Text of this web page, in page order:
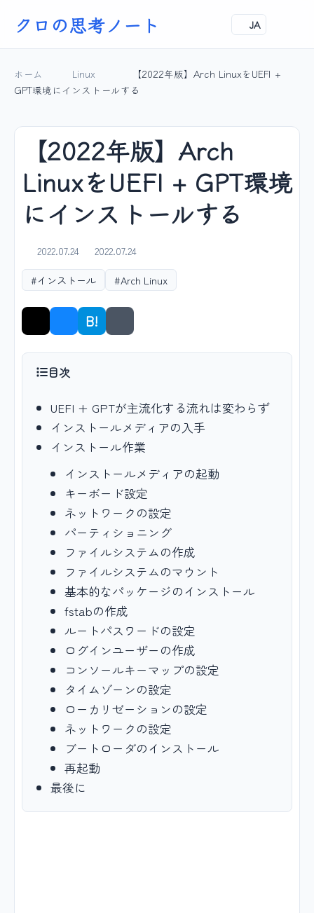
クロの思考ノート JA
ホーム Linux
【2022年版】Arch LinuxをUEFI +
GPT環境にインストールする
【2022年版】Arch
LinuxをUEFI + GPT環境
にインストールする
2022.07.24
2022.07.24
#インストール
#Arch Linux
B! シェア
目次
UEFI + GPTが主流化する流れは変わらず
インストールメディアの入手
インストール作業
インストールメディアの起動
キーボード設定
ネットワークの設定
パーティショニング
ファイルシステムの作成
ファイルシステムのマウント
基本的なパッケージのインストール
fstabの作成
ルートパスワードの設定
ログインユーザーの作成
コンソールキーマップの設定
タイムゾーンの設定
ローカリゼーションの設定
ネットワークの設定
ブートローダのインストール
再起動
最後に